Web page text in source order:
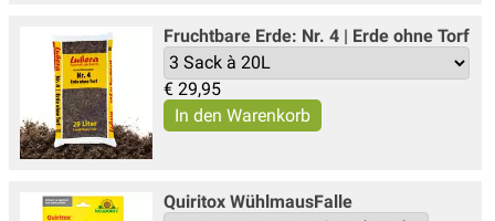
Fruchtbare Erde: Nr. 4 | Erde ohne Torf
€ 29,95
Quiritox WühlmausFalle